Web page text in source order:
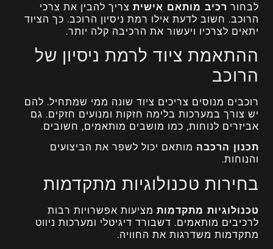
לבחור רכיב מותאם אישית צריך להבין את צרכי
הרוכב. חשוב לדעת אילו רמת ניסיון הרוכב. כך הציוד
יתאים לצרכיו ויעשור את הרכיבה קלה יותר.
ההתאמת ציוד לרמת ניסיון של
הרוכב
רוכבים מנוסים צריכים ציוד שונה ממי שמתחיל. להם
יש צורך במערכות בלימה חזקות ומנועים חזקים. גם
אביזרים לנוחות, כמו מושבים מותאמים, חשובים.
תכנון הרכבה מותאם יכול לשפר את הביצועים
והנוחות.
בחירות טכנולוגיות מתקדמות
טכנולוגיות מתקדמות מציעות אפשרויות רבות
לרכיבים מותאמים. דשבורד דיגיטלי ומערכות ניווט
מתקדמות משדרגות את החוויה.